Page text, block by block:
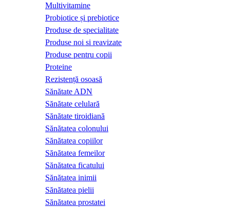
Multivitamine
Probiotice și prebiotice
Produse de specialitate
Produse noi si reavizate
Produse pentru copii
Proteine
Rezistență osoasă
Sănătate ADN
Sănătate celulară
Sănătate tiroidiană
Sănătatea colonului
Sănătatea copiilor
Sănătatea femeilor
Sănătatea ficatului
Sănătatea inimii
Sănătatea pielii
Sănătatea prostatei